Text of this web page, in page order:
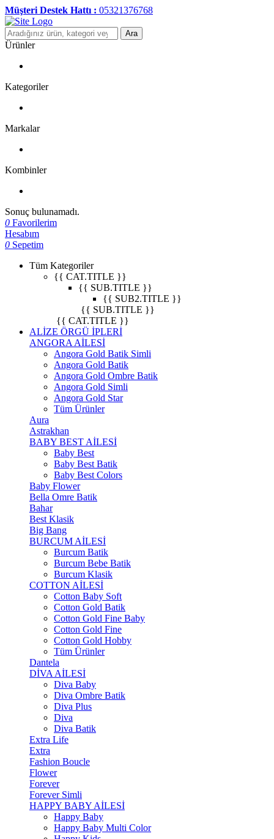
Müşteri Destek Hattı : 05321376768
Ara
Ürünler
Kategoriler
Markalar
Kombinler
Sonuç bulunamadı.
0 Favorilerim
Hesabım
0 Sepetim
Tüm Kategoriler
{{ CAT.TITLE }}
{{ SUB.TITLE }}
{{ SUB2.TITLE }}
{{ SUB.TITLE }}
{{ CAT.TITLE }}
ALİZE ÖRGÜ İPLERİ
ANGORA AİLESİ
Angora Gold Batik Simli
Angora Gold Batik
Angora Gold Ombre Batik
Angora Gold Simli
Angora Gold Star
Tüm Ürünler
Aura
Astrakhan
BABY BEST AİLESİ
Baby Best
Baby Best Batik
Baby Best Colors
Baby Flower
Bella Omre Batik
Bahar
Best Klasik
Big Bang
BURCUM AİLESİ
Burcum Batik
Burcum Bebe Batik
Burcum Klasik
COTTON AİLESİ
Cotton Baby Soft
Cotton Gold Batik
Cotton Gold Fine Baby
Cotton Gold Fine
Cotton Gold Hobby
Tüm Ürünler
Dantela
DİVA AİLESİ
Diva Baby
Diva Ombre Batik
Diva Plus
Diva
Diva Batik
Extra Life
Extra
Fashion Boucle
Flower
Forever
Forever Simli
HAPPY BABY AİLESİ
Happy Baby
Happy Baby Multi Color